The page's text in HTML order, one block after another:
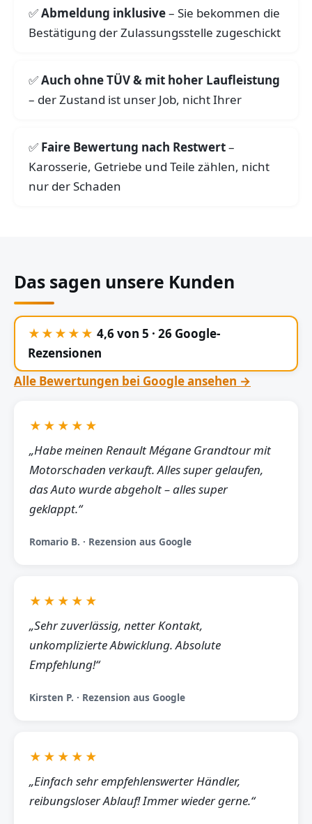
Abmeldung inklusive– Sie bekommen die
Bestätigung der Zulassungsstelle zugeschickt
Auch ohne TÜV & mit hoher Laufleistung
– der Zustand ist unser Job, nicht Ihrer
Faire Bewertung nach Restwert–
Karosserie, Getriebe und Teile zählen, nicht
nur der Schaden
Das sagen unsere Kunden
★★★★★ 4,6 von 5 · 26 Google-
Rezensionen
Alle Bewertungen bei Google ansehen →
★★★★★
„Habe meinen Renault Mégane Grandtour mit
Motorschaden verkauft. Alles super gelaufen,
das Auto wurde abgeholt – alles super
geklappt.“
Romario B. · Rezension aus Google
★★★★★
„Sehr zuverlässig, netter Kontakt,
unkomplizierte Abwicklung. Absolute
Empfehlung!“
Kirsten P. · Rezension aus Google
★★★★★
„Einfach sehr empfehlenswerter Händler,
reibungsloser Ablauf! Immer wieder gerne.“